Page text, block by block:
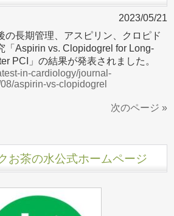
2023/05/21
の長期管理、アスピリン、クロピド
「Aspirin vs. Clopidogrel for Long-
PCI」の結果が発表されました。
in-cardiology/journal-
aspirin-vs-clopidogrel
次のページ »
お茶の水公式ホームページ